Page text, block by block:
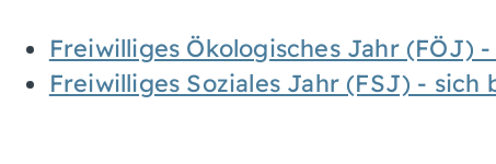
Freiwilliges Ökologisches Jahr (FÖJ)
Freiwilliges Soziales Jahr (FSJ) - sich